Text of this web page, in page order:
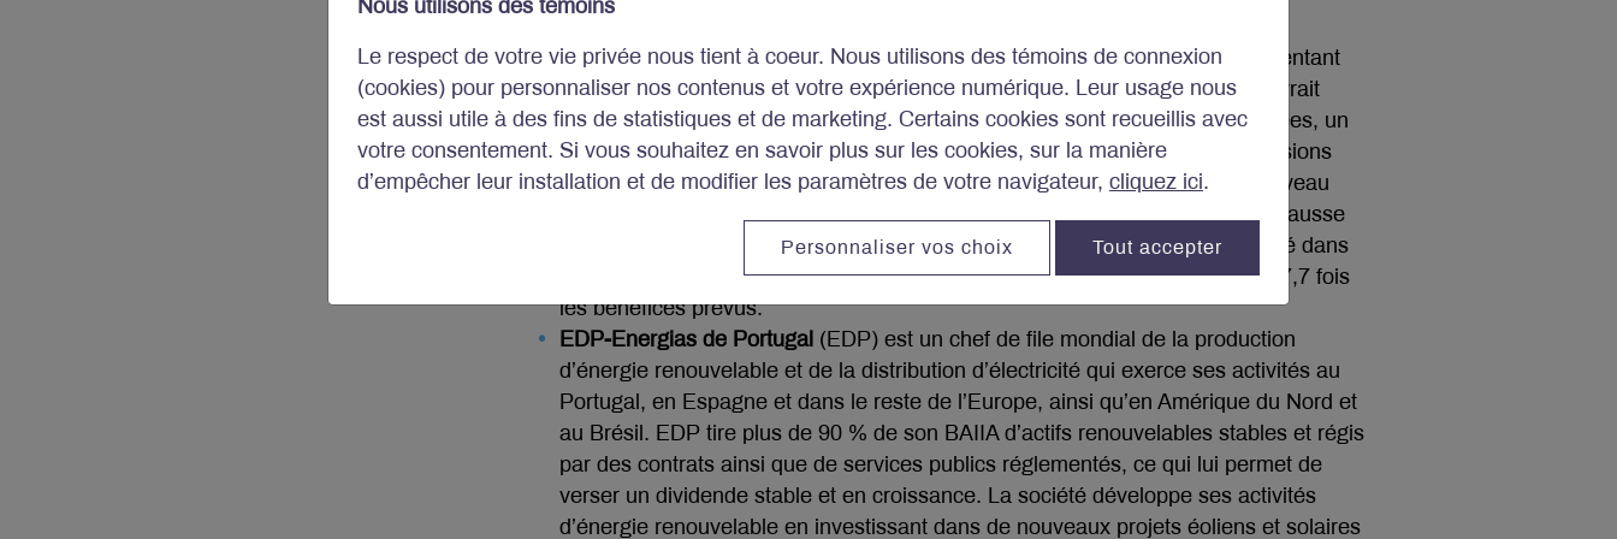
Nous utilisons des témoins
Le respect de votre vie privée nous tient à coeur. Nous utilisons des témoins de connexion
(cookies) pour personnaliser nos contenus et votre expérience numérique. Leur usage nous
est aussi utile à des fins de statistiques et de marketing. Certains cookies sont recueillis avec
votre consentement. Si vous souhaitez en savoir plus sur les cookies, sur la manière
d’empêcher leur installation et de modifier les paramètres de votre navigateur, cliquez ici.
Personnaliser vos choix Tout accepter
convaincus que la société accroîtra sa part du marché automobile en augmentant
son contenu par véhicule. De plus, son important carnet de commandes devrait
propulser ses ventes à la hausse au cours des deux à trois prochaines années, un
aspect qui est actuellement sous-évalué par le marché. Enfin, dans ses divisions
industrielle et agricole, les investissements de Linamar en technologie au niveau
des produits et de ses processus internes devraient entraîner à la fois une hausse
de la demande sur les marchés en croissance et à une plus grande efficacité dans
la production. Le titre se négocie actuellement au multiple très attrayant de 7,7 fois
les bénéfices prévus.
EDP-Energias de Portugal (EDP) est un chef de file mondial de la production
d’énergie renouvelable et de la distribution d’électricité qui exerce ses activités au
Portugal, en Espagne et dans le reste de l’Europe, ainsi qu’en Amérique du Nord et
au Brésil. EDP tire plus de 90 % de son BAIIA d’actifs renouvelables stables et régis
par des contrats ainsi que de services publics réglementés, ce qui lui permet de
verser un dividende stable et en croissance. La société développe ses activités
d’énergie renouvelable en investissant dans de nouveaux projets éoliens et solaires